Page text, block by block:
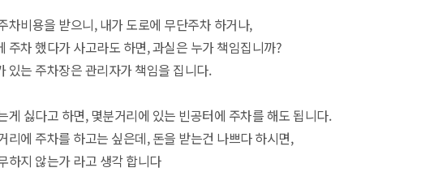
차비용을 받으니, 내가 도로에 무단주차 하거나,
주차 했다가 사고라도 하면, 과실은 누가 책임집니까?
있는 주차장은 관리자가 책임을 집니다.
게 싫다고 하면, 몇분거리에 있는 빈공터에 주차를 해도 됩니다.
리에 주차를 하고는 싶은데, 돈을 받는건 나쁘다 하시면,
하지 않는가 라고 생각 합니다